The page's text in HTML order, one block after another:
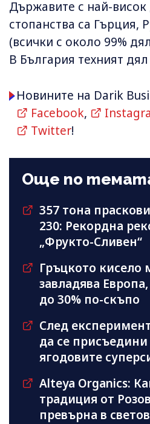
Държавите с най-
стопанства са Гърция,
(всички с около 99%
В България техният
Новините на Darik
Facebook,
Twitter!
Още по
357 тона
230: Рекордна
„Фрукто-Сливен“
Гръцкото кисело
завладява
до 30% по-скъпо
След
да се
ягодовите
Alteya Organics:
традиция от
превърна в